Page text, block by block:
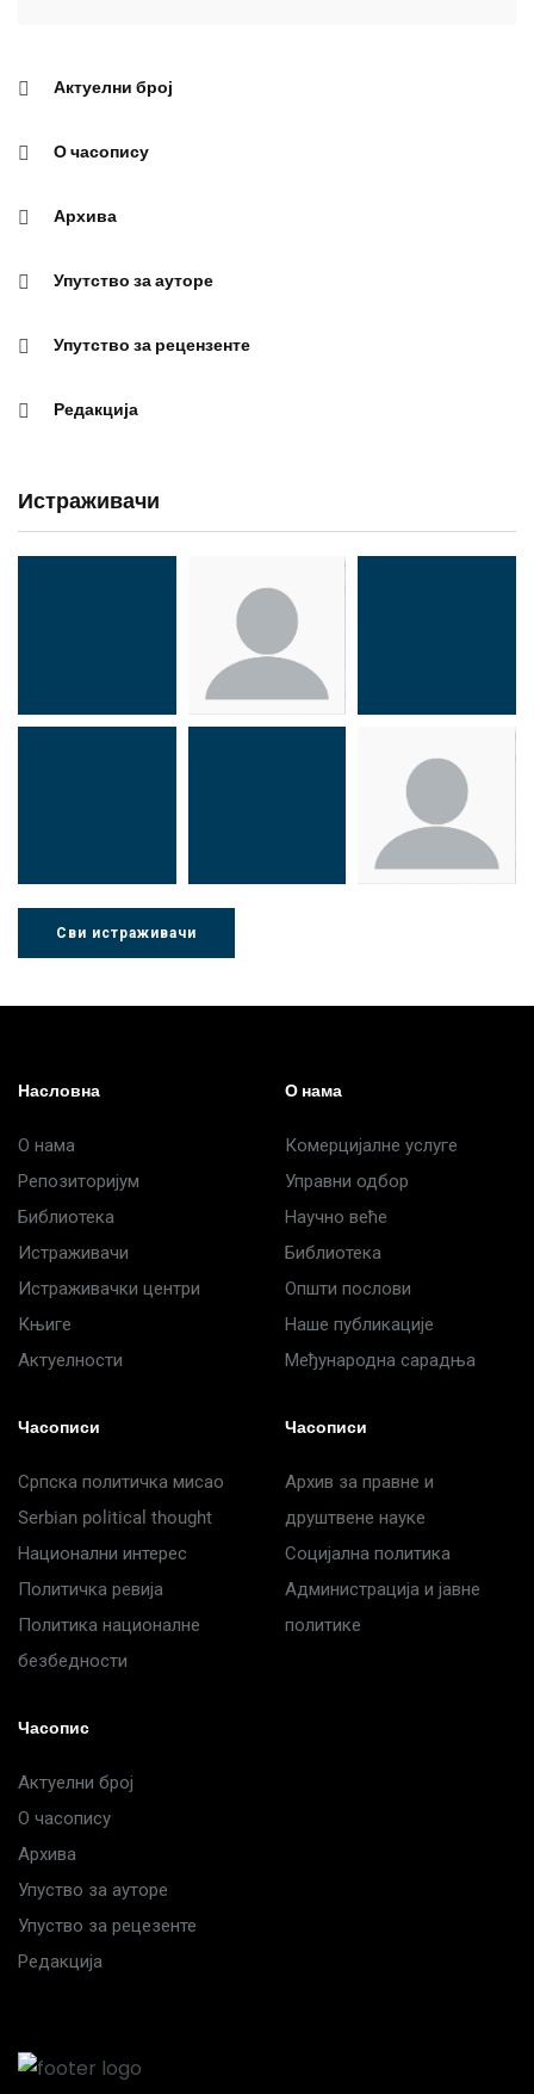
Актуелни број
О часопису
Архива
Упутство за ауторе
Упутство за рецензенте
Редакција
Истраживачи
Др Марија
Ђорић
Сви истраживачи
Насловна
О нама
Репозиторијум
Библиотека
Истраживачи
Истраживачки центри
Књиге
Актуелности
О нама
Комерцијалне услуге
Управни одбор
Научно веће
Библиотека
Општи послови
Наше публикације
Међународна сарадња
Часописи
Српска политичка мисао
Serbian political thought
Национални интерес
Политичка ревија
Политика националне
безбедности
Часописи
Архив за правне и
друштвене науке
Социјална политика
Администрација и јавне
политике
Часопис
Актуелни број
О часопису
Архива
Упуство за ауторе
Упуство за рецезенте
Редакција